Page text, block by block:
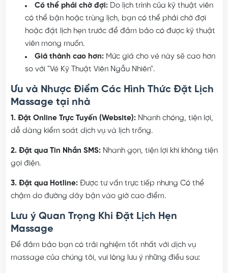
Có thể phải chờ đợi: Do lịch trình của kỹ thuật viên
có thể bận hoặc trùng lịch, bạn có thể phải chờ đợi
hoặc đặt lịch hẹn trước để đảm bảo có được kỹ thuật
viên mong muốn.
Giá thành cao hơn:Mức giá cho vé này sẽ cao hơn
Ưu và Nhược Điểm Các Hình Thức Đặt Lịch
Massage tại nhà
1. Đặt Online Trực Tuyến (Website):Nhanh chóng, tiện lợi,
2. Đặt qua Tin Nhắn SMS:
3. Đặt qua Hotline:Được tư vấn trực tiếp nhưng Có thể
Lưu ý Quan Trọng Khi Đặt Lịch Hẹn
Massage
Để đảm bảo bạn có trải nghiệm tốt nhất với dịch vụ